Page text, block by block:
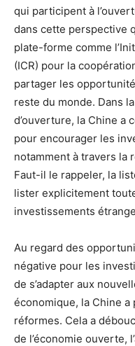
qui participent à
dans cette perspective
plate-forme comme
(ICR) pour la
partager les
reste du monde. Dans
d’ouverture, la Chine a
pour encourager les
notamment à travers la
Faut-il le rappeler, la
lister explicitement
investissements
Au regard des
négative pour les
de s’adapter aux
économique, la Chine
réformes. Cela a
de l’économie ouverte,